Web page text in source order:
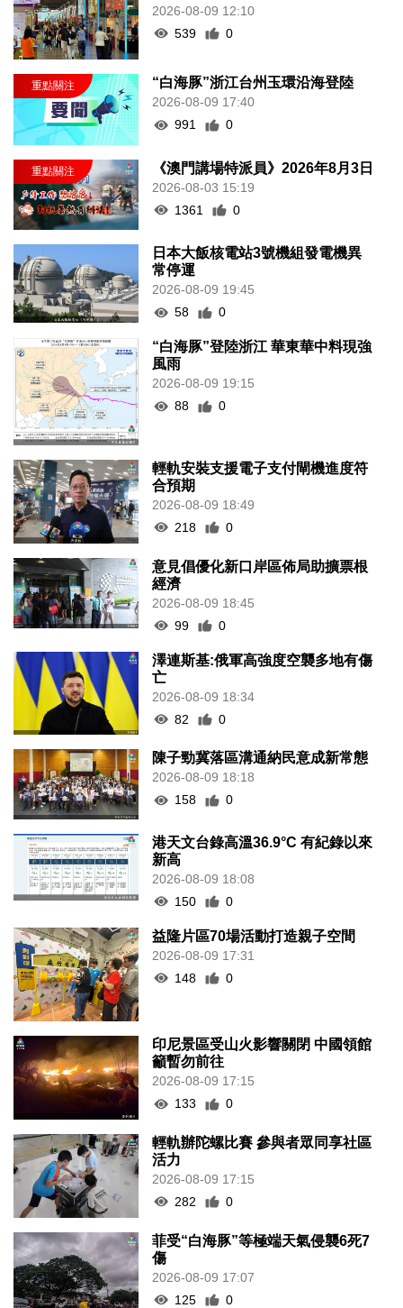
2026-08-09 12:10
539
0
“白海豚”浙江台州玉環沿海登陸
2026-08-09 17:40
991
0
《澳門講場特派員》2026年8月3日
2026-08-03 15:19
1361
0
日本大飯核電站3號機組發電機異
常停運
2026-08-09 19:45
58
0
“白海豚”登陸浙江 華東華中料現強
風雨
2026-08-09 19:15
88
0
輕軌安裝支援電子支付閘機進度符
合預期
2026-08-09 18:49
218
0
意見倡優化新口岸區佈局助擴票根
經濟
2026-08-09 18:45
99
0
澤連斯基:俄軍高強度空襲多地有傷
亡
2026-08-09 18:34
82
0
陳子勁冀落區溝通納民意成新常態
2026-08-09 18:18
158
0
港天文台錄高溫36.9°C 有紀錄以來
新高
2026-08-09 18:08
150
0
益隆片區70場活動打造親子空間
2026-08-09 17:31
148
0
印尼景區受山火影響關閉 中國領館
籲暫勿前往
2026-08-09 17:15
133
0
輕軌辦陀螺比賽 參與者眾同享社區
活力
2026-08-09 17:15
282
0
菲受“白海豚”等極端天氣侵襲6死7
傷
2026-08-09 17:07
125
0